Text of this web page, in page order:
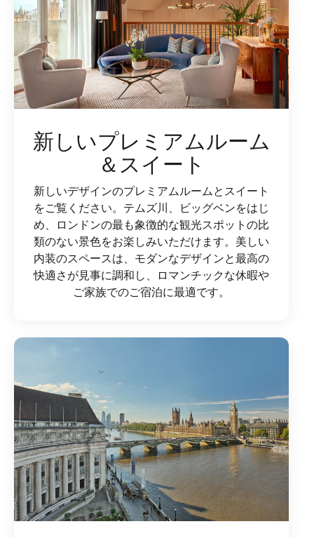
新しいプレミアムルーム
＆スイート
新しいデザインのプレミアムルームとスイート
をご覧ください。テムズ川、ビッグベンをはじ
め、ロンドンの最も象徴的な観光スポットの比
類のない景色をお楽しみいただけます。美しい
内装のスペースは、モダンなデザインと最高の
快適さが見事に調和し、ロマンチックな休暇や
ご家族でのご宿泊に最適です。